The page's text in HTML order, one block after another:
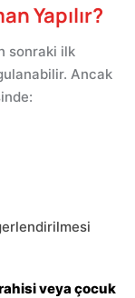
Yapılır?
sonraki ilk
Ancak
veya çocuk